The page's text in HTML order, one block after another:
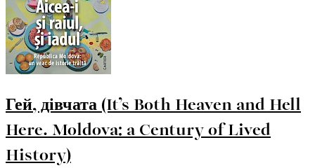
Гей, дівчата (It’s Both Heaven and Hell
Here. Moldova: a Century of Lived
History)